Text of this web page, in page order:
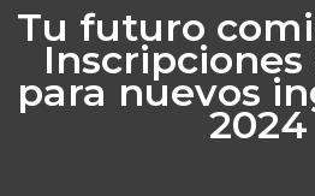
Tu futuro
para nuevos
2024